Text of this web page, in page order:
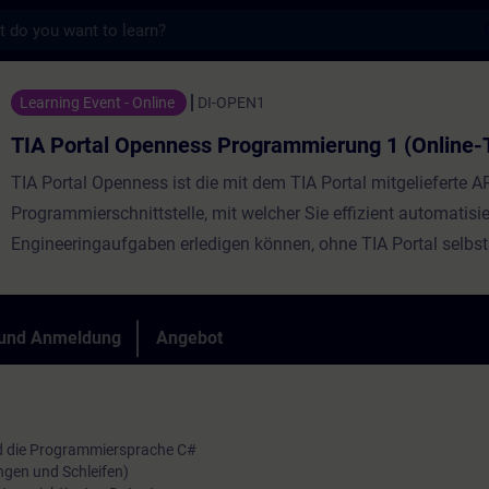
Programmierung 1 (Online-
Learning Event - Online DI-OPEN1
TIA Portal Openness Programmierung 1 (Online-
TIA Portal Openness ist die mit dem TIA Portal mitgelieferte
Programmierschnittstelle, mit welcher Sie effizient
Engineeringaufgaben erledigen können, ohne TIA Portal
von Bausteincode sowie diverse Onlinefunktionen.
Während des Trainings werden Sie eigene einfache Openness-
Openness einsteigen wollen.
Anmeldung Angebot
die Programmiersprache C#
und Schleifen)